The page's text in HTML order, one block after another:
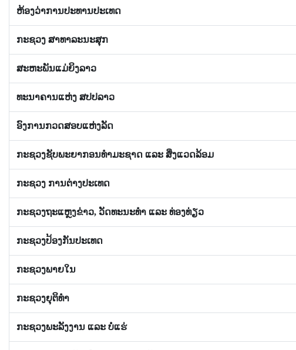
ຫ້ອງວ່າການປະທານປະເທດ
ກະຊວງ ສາທາລະນະສຸກ
ສະຫະພັນແມ່ຍິງລາວ
ທະນາຄານແຫ່ງ ສປປລາວ
ອົງການກວດສອບແຫ່ງລັດ
ກະຊວງຊັບພະຍາກອນທຳມະຊາດ ແລະ ສິ່ງແວດລ້ອມ
ກະຊວງ ການຕ່າງປະເທດ
ກະຊວງຖະແຫຼງຂ່າວ, ວັດທະນະທໍາ ແລະ ທ່ອງທ່ຽວ
ກະຊວງປ້ອງກັນປະເທດ
ກະຊວງພາຍໃນ
ກະຊວງຍຸຕິທໍາ
ກະຊວງພະລັງງານ ແລະ ບໍ່ແຮ່